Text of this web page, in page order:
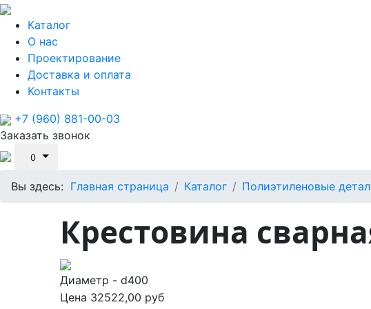
Каталог
О нас
Проектирование
Доставка и оплата
Контакты
+7 (960) 881-00-03
Заказать звонок
0
Вы здесь: Главная страница Каталог Полиэтиленовые
Крестовина
Диаметр - d400
Цена 32522,00 руб